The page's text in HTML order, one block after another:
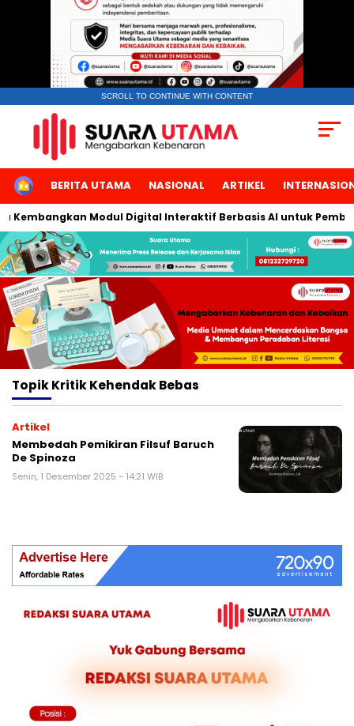
SCROLL TO CONTINUE WITH CONTENT
HOMEBERITA UTAMA NASIONAL ARTIKEL
Kembangkan Modul Digital Interaktif Berbasis AI untuk
TopikKritik Kehendak Bebas
Artikel
Membedah Pemikiran Filsuf Baruch
De Spinoza
Senin, 1 Desember 2025 - 14:21 WIB